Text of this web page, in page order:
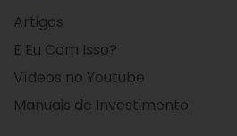
Artigos
E Eu Com Isso?
Vídeos no Youtube
Manuais de Investimento